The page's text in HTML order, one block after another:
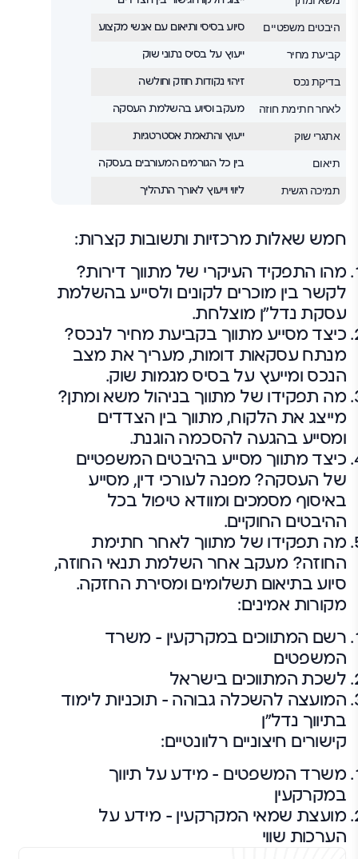
היבטים משפטיים סיוע בסיסי ותיאום עם אנשי מקצוע
קביעת מחיר ייעוץ על בסיס נתוני שוק
בדיקת נכס זיהוי נקודות חוזק וחולשה
לאחר חתימת חוזה מעקב וסיוע בהשלמת העסקה
אתגרי שוק ייעוץ והתאמת אסטרטגיות
תיאום בין כל הגורמים המעורבים בעסקה
תמיכה רגשית ליווי וייעוץ לאורך התהליך
חמש שאלות מרכזיות ותשובות קצרות:
מהו התפקיד העיקרי של מתווך דירות?
לקשר בין מוכרים לקונים ולסייע בהשלמת
עסקת נדל"ן מוצלחת.
כיצד מסייע מתווך בקביעת מחיר לנכס?
מנתח עסקאות דומות, מעריך את מצב
הנכס ומייעץ על בסיס מגמות שוק.
מה תפקידו של מתווך בניהול משא ומתן?
מייצג את הלקוח, מתווך בין הצדדים
ומסייע בהגעה להסכמה הוגנת.
כיצד מתווך מסייע בהיבטים המשפטיים
של העסקה? מפנה לעורכי דין, מסייע
באיסוף מסמכים ומוודא טיפול בכל
ההיבטים החוקיים.
מה תפקידו של מתווך לאחר חתימת
החוזה? מעקב אחר השלמת תנאי החוזה,
סיוע בתיאום תשלומים ומסירת החזקה.
מקורות אמינים:
רשם המתווכים במקרקעין – משרד
המשפטים
לשכת המתווכים בישראל
המועצה להשכלה גבוהה – תוכניות לימוד
בתיווך נדל"ן
קישורים חיצוניים רלוונטיים:
משרד המשפטים – מידע על תיווך
במקרקעין
מועצת שמאי המקרקעין – מידע על
הערכות שווי